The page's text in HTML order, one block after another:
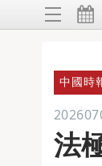
中國時
法